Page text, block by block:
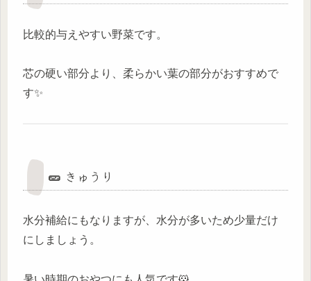
比較的与えやすい野菜です。
芯の硬い部分より、柔らかい葉の部分がおすすめで
す✨
🥒 きゅうり
水分補給にもなりますが、水分が多いため少量だけ
にしましょう。